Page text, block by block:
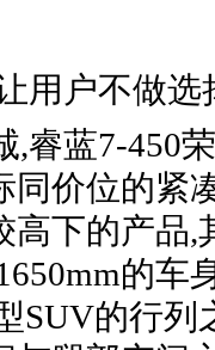
用户不做选
,睿蓝7-450
同价位的紧
高下的产品,
的车
SUV的行列